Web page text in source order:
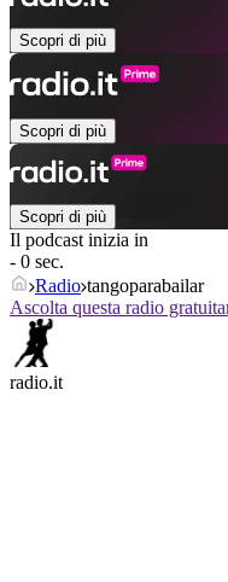
Scopri di più
Scopri di più
Scopri di più
Il podcast inizia in
- 0 sec.
Radio tangoparabailar
Ascolta questa radio
radio.it